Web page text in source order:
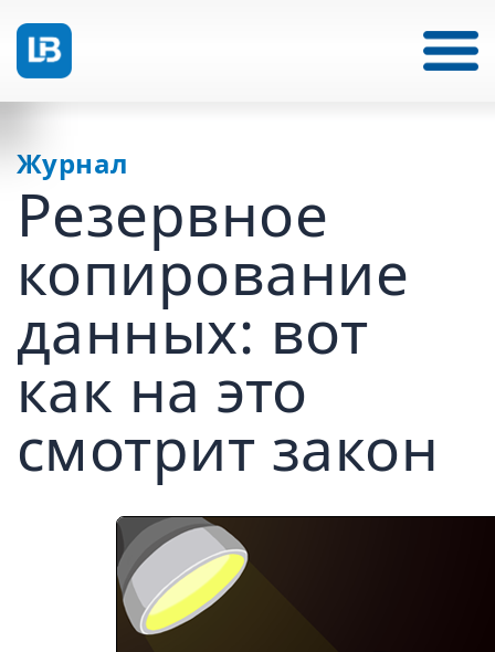
Журнал
Резервное
копирование
данных: вот
как на это
смотрит закон